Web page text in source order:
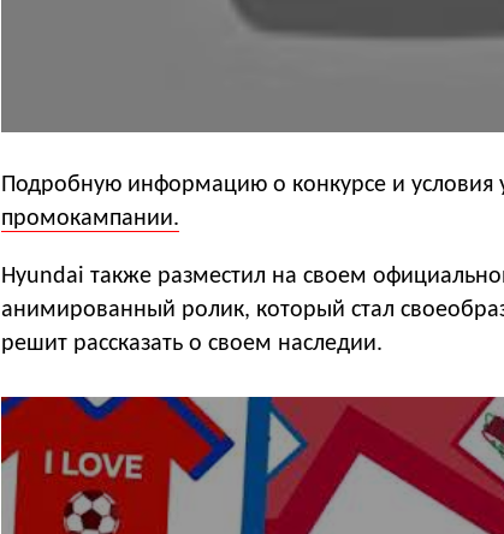
Подробную информацию о конкурсе и условия
промокампании.
Hyundai также разместил на своем
анимированный ролик, который стал
решит рассказать о своем наследии.